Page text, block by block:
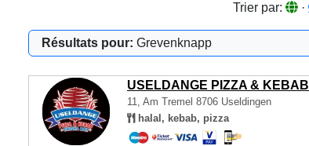
Trier par: ·
Résultats pour: Grevenknapp
USELDANGE PIZZA & KEBAB
11, Am Tremel 8706 Useldingen
halal, kebab, pizza